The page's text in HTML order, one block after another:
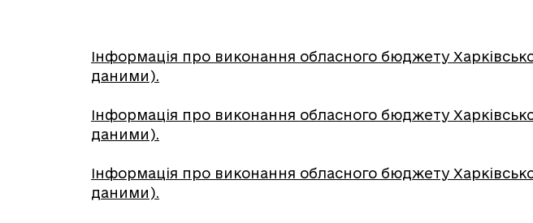
Інформація про виконання обласного бюджету
даними).
Інформація про виконання обласного бюджету
даними).
Інформація про виконання обласного бюджету
даними).